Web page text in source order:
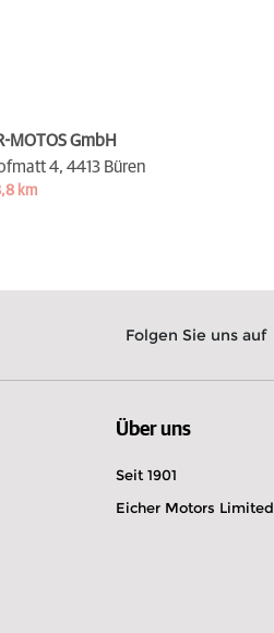
MOTOS GmbH
4, 4413 Büren
km
Folgen Sie uns auf
Über uns
Seit 1901
Eicher Motors Limited